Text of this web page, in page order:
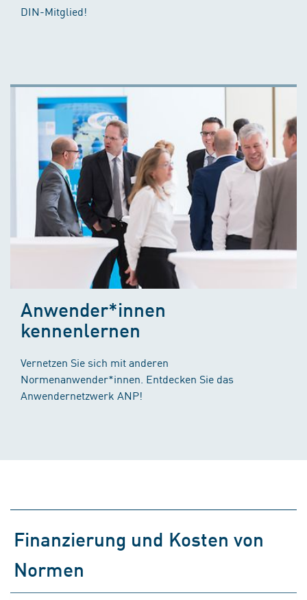
DIN-Mitglied!
Anwender*innen
kennenlernen
Vernetzen Sie sich mit anderen
Normenanwender*innen. Entdecken Sie das
Anwendernetzwerk ANP!
Finanzierung und Kosten von
Normen